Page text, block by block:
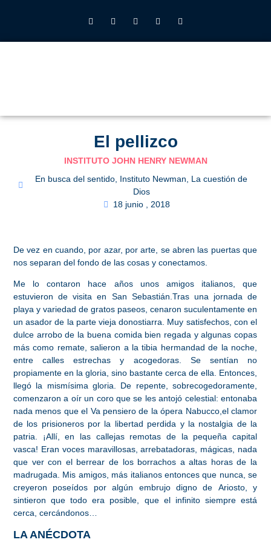
El pellizco
INSTITUTO JOHN HENRY NEWMAN
En busca del sentido Instituto Newman
La cuestión de
Dios
18 junio , 2018
De vez en cuando, por azar, por arte, se abren las puertas que
nos separan del fondo de las cosas y conectamos.
Me lo contaron hace años unos amigos italianos, que
estuvieron de visita en San Sebastián.Tras una jornada de
playa y variedad de gratos paseos, cenaron suculentamente en
un asador de la parte vieja donostiarra. Muy satisfechos, con el
dulce arrobo de la buena comida bien regada y algunas copas
más como remate, salieron a la tibia hermandad de la noche,
entre calles estrechas y acogedoras. Se sentían no
propiamente en la gloria, sino bastante cerca de ella. Entonces,
llegó la mismísima gloria. De repente, sobrecogedoramente,
comenzaron a oír un coro que se les antojó celestial: entonaba
nada menos que el Va pensiero de la ópera Nabucco,el clamor
de los prisioneros por la libertad perdida y la nostalgia de la
patria. ¡Allí, en las callejas remotas de la pequeña capital
vasca! Eran voces maravillosas, arrebatadoras, mágicas, nada
que ver con el berrear de los borrachos a altas horas de la
madrugada. Mis amigos, más italianos entonces que nunca, se
creyeron poseídos por algún embrujo digno de Ariosto, y
sintieron que todo era posible, que el infinito siempre está
cerca, cercándonos…
LA ANÉCDOTA